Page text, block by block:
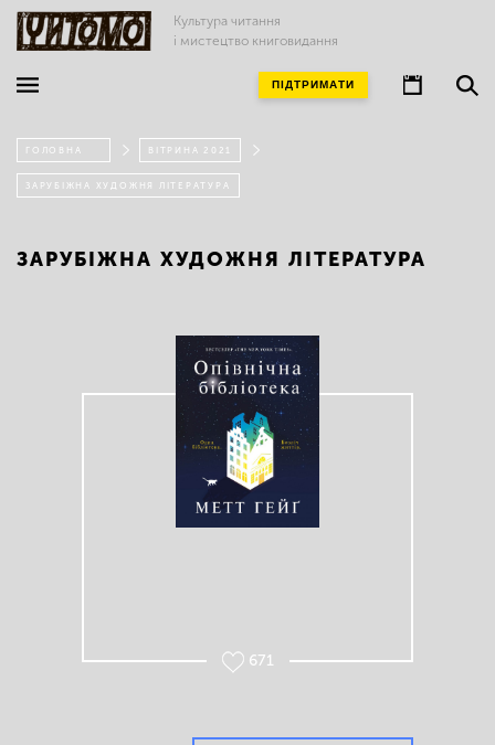
Культура читання
і мистецтво книговидання
ПІДТРИМАТИ
ГОЛОВНА ВІТРИНА 2021
ЗАРУБІЖНА ХУДОЖНЯ ЛІТЕРАТУРА
ЗАРУБІЖНА ХУДОЖНЯ ЛІТЕРАТУРА
671